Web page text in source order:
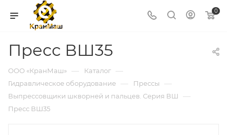
0
Пресс ВШ35
ООО «КранМаш» — Каталог —
Гидравлическое оборудование — Прессы —
Выпрессовщики шкворней и пальцев. Серия ВШ —
Пресс ВШ35